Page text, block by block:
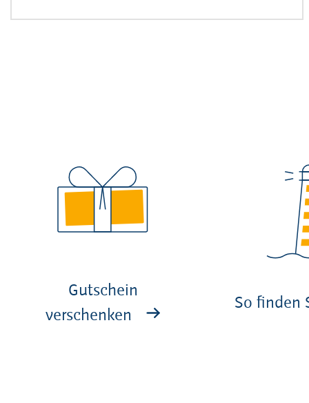
Gutschein
verschenken
So finden